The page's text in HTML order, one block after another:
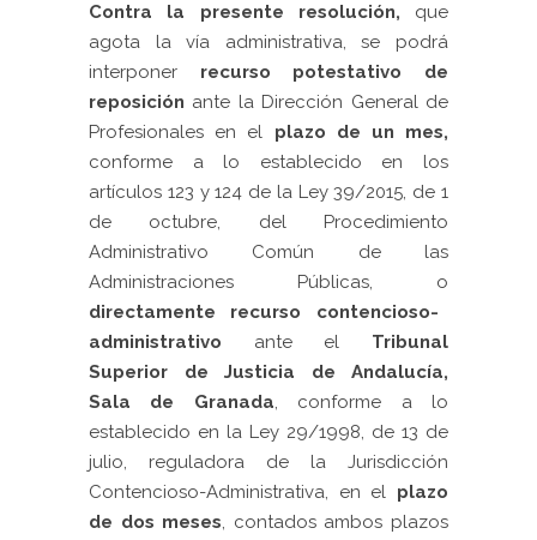
Contra la presente resolución, que
agota la vía administrativa, se podrá
interponer recurso potestativo de
reposición ante la Dirección General de
Profesionales en el plazo de un mes,
conforme a lo establecido en los
artículos 123 y 124 de la Ley 39/2015, de 1
de octubre, del Procedimiento
Administrativo Común de las
Administraciones Públicas, o
directamente recurso contencioso-
administrativo ante el Tribunal
Superior de Justicia de Andalucía,
Sala de Granada, conforme a lo
establecido en la Ley 29/1998, de 13 de
julio, reguladora de la Jurisdicción
Contencioso-Administrativa, en el plazo
de dos meses, contados ambos plazos